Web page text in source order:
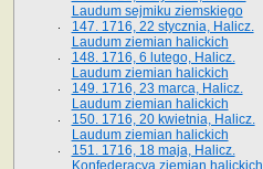
Laudum sejmiku ziemskiego
147. 1716, 22 stycznia, Halicz.
Laudum ziemian halickich
148. 1716, 6 lutego, Halicz.
Laudum ziemian halickich
149. 1716, 23 marca, Halicz.
Laudum ziemian halickich
150. 1716, 20 kwietnia, Halicz.
Laudum ziemian halickich
151. 1716, 18 maja, Halicz.
Konfederacya ziemian halickich